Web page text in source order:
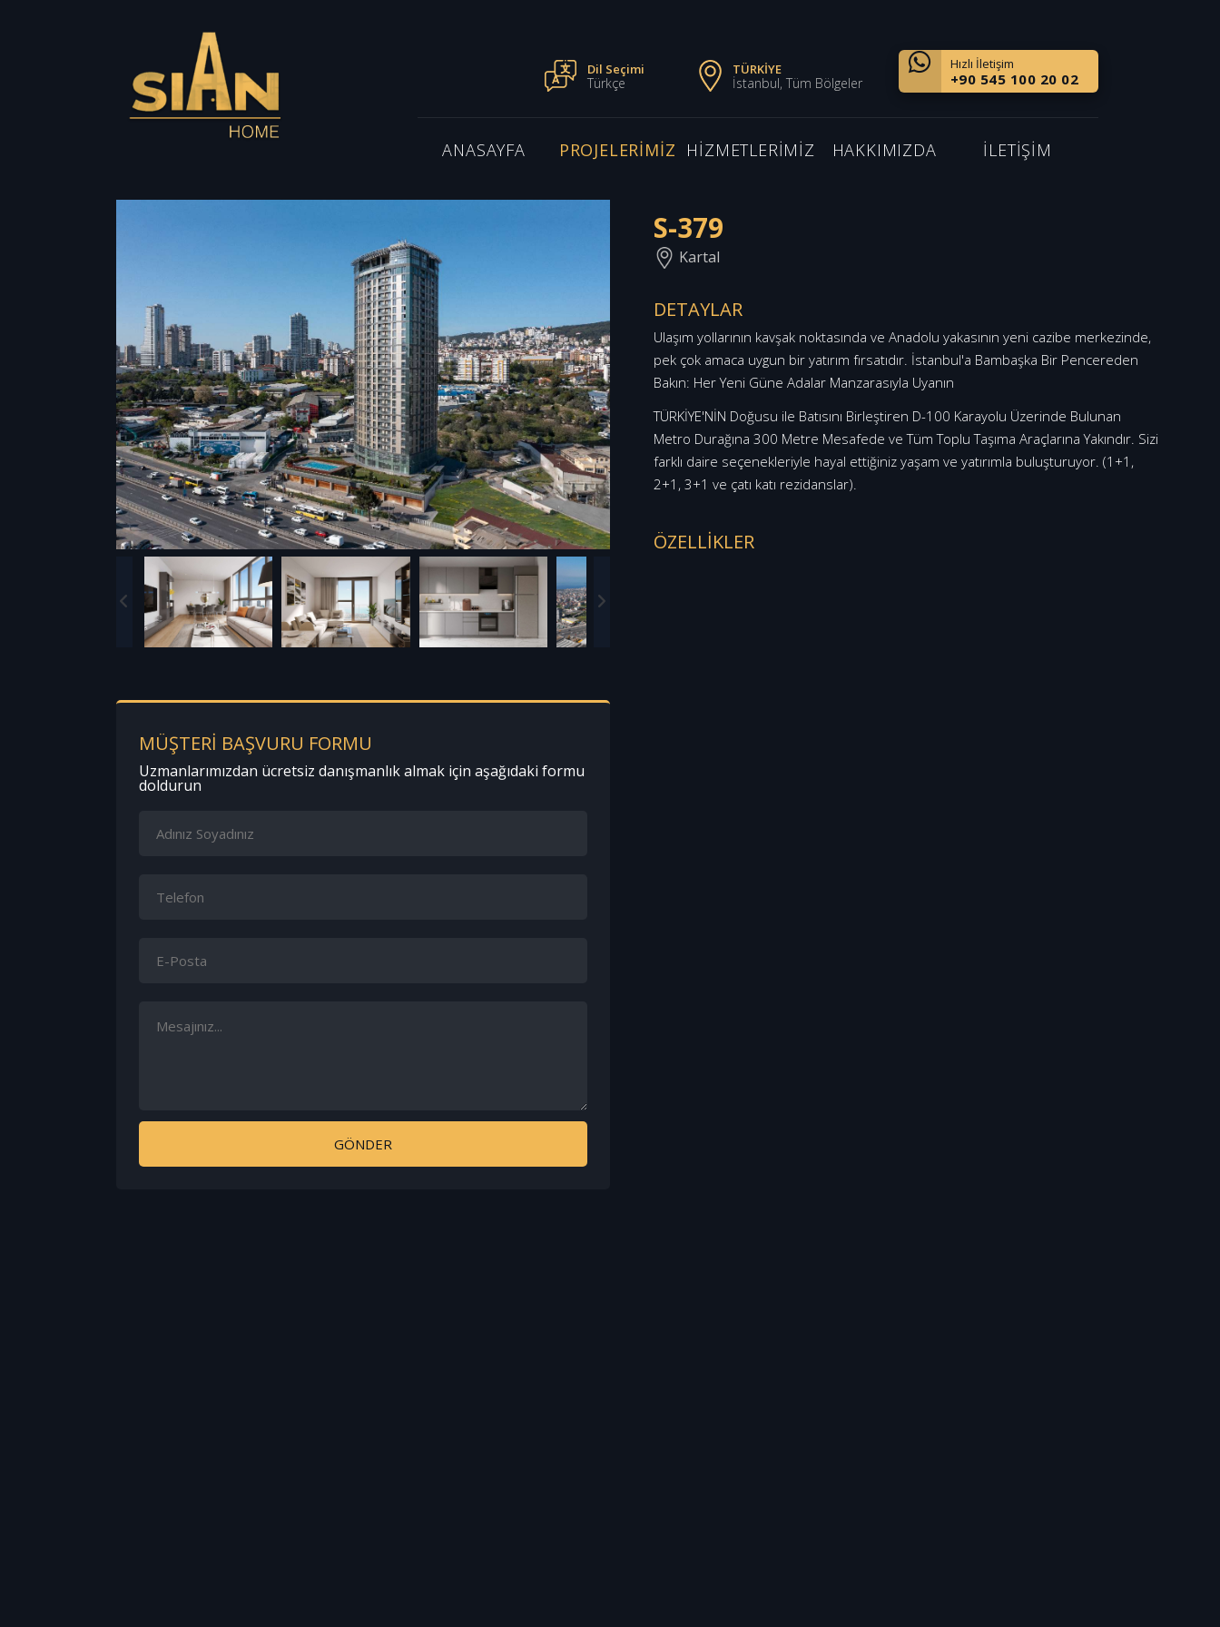
Hızlı İletişim
+90 545 100 20 02
TÜRKİYE
İstanbul, Tüm Bölgeler
Dil Seçimi
Türkçe
ANASAYFA PROJELERİMİZ HİZMETLERİMİZ HAKKIMIZDA İLETİŞİM
MÜŞTERİ BAŞVURU FORMU
Uzmanlarımızdan ücretsiz danışmanlık almak için aşağıdaki formu
doldurun
GÖNDER
S-379
Kartal
DETAYLAR
Ulaşım yollarının kavşak noktasında ve Anadolu yakasının yeni cazibe merkezinde,
pek çok amaca uygun bir yatırım fırsatıdır. İstanbul'a Bambaşka Bir Pencereden
Bakın: Her Yeni Güne Adalar Manzarasıyla Uyanın
TÜRKİYE'NİN Doğusu ile Batısını Birleştiren D-100 Karayolu Üzerinde Bulunan
Metro Durağına 300 Metre Mesafede ve Tüm Toplu Taşıma Araçlarına Yakındır. Sizi
farklı daire seçenekleriyle hayal ettiğiniz yaşam ve yatırımla buluşturuyor. (1+1,
2+1, 3+1 ve çatı katı rezidanslar).
ÖZELLİKLER